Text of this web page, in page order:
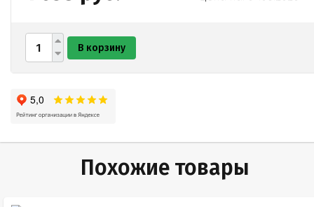
В корзину
Похожие товары